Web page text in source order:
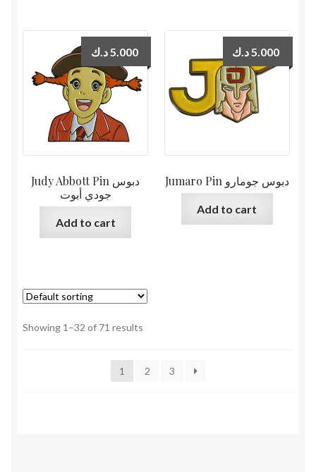
Judy Abbott Pin دبوس
جودي أبوت
5.000د.ك
Add to cart
Jumaro Pin دبوس جومارو
5.000د.ك
Add to cart
Showing 1–32 of 71 results
1 2 3